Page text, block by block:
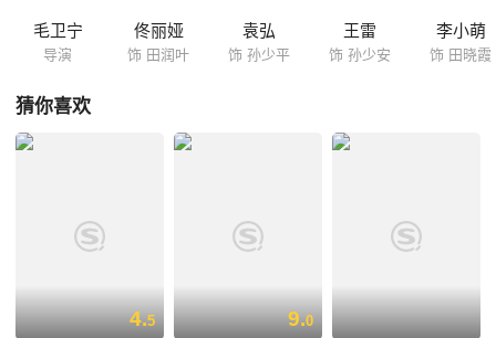
毛卫宁
导演
佟丽娅
饰 田润叶
袁弘
饰 孙少平
王雷
饰 孙少安
李小萌
饰 田晓霞
猜你喜欢
4.5 9.0